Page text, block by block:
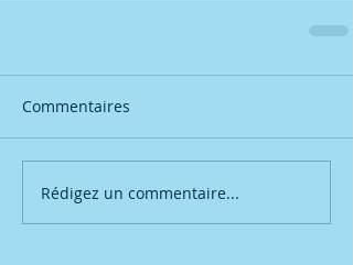
Commentaires
Rédigez un commentaire...